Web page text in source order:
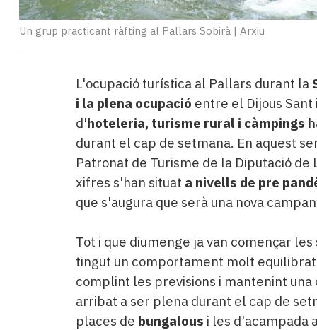
Un grup practicant ràfting al Pallars Sobirà | Arxiu
L'ocupació turística al Pallars durant la
i la plena ocupació entre el Dijous
d'hoteleria, turisme rural i càmpings
durant el cap de setmana. En aquest
Patronat de Turisme de la Diputació
xifres s'han situat a nivells de pre
que s'augura que serà una nova
Tot i que diumenge ja van començar
tingut un comportament molt
complint les previsions i mantenint
arribat a ser plena durant el cap de
places de bungalous i les d'acampada